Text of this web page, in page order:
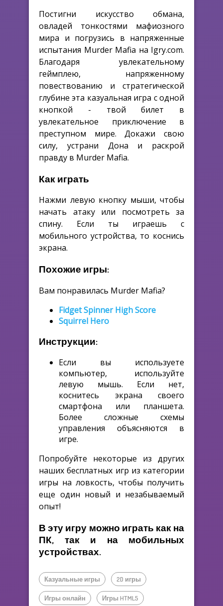
Постигни искусство обмана,
овладей тонкостями мафиозного
мира и погрузись в напряженные
испытания Murder Mafia на Igry.com.
Благодаря увлекательному
геймплею, напряженному
повествованию и стратегической
глубине эта казуальная игра с одной
кнопкой - твой билет в
увлекательное приключение в
преступном мире. Докажи свою
силу, устрани Дона и раскрой
правду в Murder Mafia.
Как играть
Нажми левую кнопку мыши, чтобы
начать атаку или посмотреть за
спину. Если ты играешь с
мобильного устройства, то коснись
экрана.
Похожие игры:
Вам понравилась Murder Mafia?
Fidget Spinner High Score
Squirrel Hero
Инструкции:
Если вы используете
компьютер, используйте
левую мышь. Если нет,
коснитесь экрана своего
смартфона или планшета.
Более сложные схемы
управления объясняются в
игре.
Попробуйте некоторые из других
наших бесплатных игр из категории
игры на ловкость, чтобы получить
еще один новый и незабываемый
опыт!
В эту игру можно играть как на
ПК, так и на мобильных
устройствах.
Казуальные игры 2D игры
Игры онлайн Игры HTML5